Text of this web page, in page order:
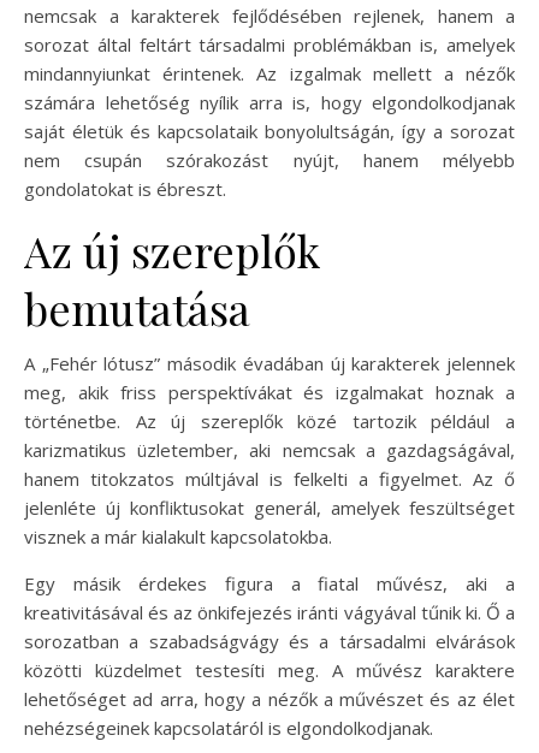
nemcsak a karakterek fejlődésében rejlenek, hanem a
sorozat által feltárt társadalmi problémákban is, amelyek
mindannyiunkat érintenek. Az izgalmak mellett a nézők
számára lehetőség nyílik arra is, hogy elgondolkodjanak
saját életük és kapcsolataik bonyolultságán, így a sorozat
nem csupán szórakozást nyújt, hanem mélyebb
gondolatokat is ébreszt.
Az új szereplők
bemutatása
A „Fehér lótusz” második évadában új karakterek jelennek
meg, akik friss perspektívákat és izgalmakat hoznak a
történetbe. Az új szereplők közé tartozik például a
karizmatikus üzletember, aki nemcsak a gazdagságával,
hanem titokzatos múltjával is felkelti a figyelmet. Az ő
jelenléte új konfliktusokat generál, amelyek feszültséget
visznek a már kialakult kapcsolatokba.
Egy másik érdekes figura a fiatal művész, aki a
kreativitásával és az önkifejezés iránti vágyával tűnik ki. Ő a
sorozatban a szabadságvágy és a társadalmi elvárások
közötti küzdelmet testesíti meg. A művész karaktere
lehetőséget ad arra, hogy a nézők a művészet és az élet
nehézségeinek kapcsolatáról is elgondolkodjanak.